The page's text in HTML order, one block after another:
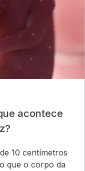
acontece
10 centímetros
que o corpo da